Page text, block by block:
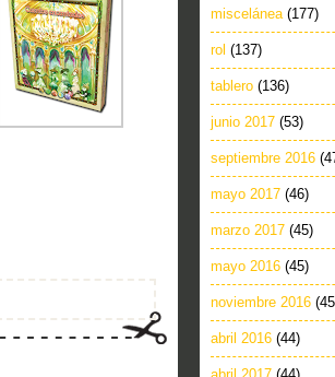
miscelánea (177)
rol (137)
tablero (136)
junio 2017 (53)
septiembre 2016
mayo 2017 (46)
marzo 2017 (45)
mayo 2016 (45)
noviembre 2016
abril 2016 (44)